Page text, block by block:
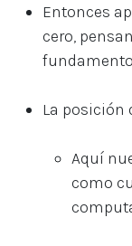
Entonces
cero,
La posición
Aquí
como